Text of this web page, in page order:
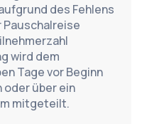
des Fehlens
wird dem
Tage vor Beginn
über ein
mitgeteilt.